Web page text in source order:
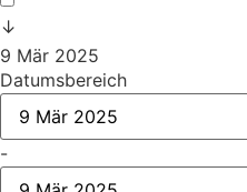
↓
9 Mär 2025
Datumsbereich
-